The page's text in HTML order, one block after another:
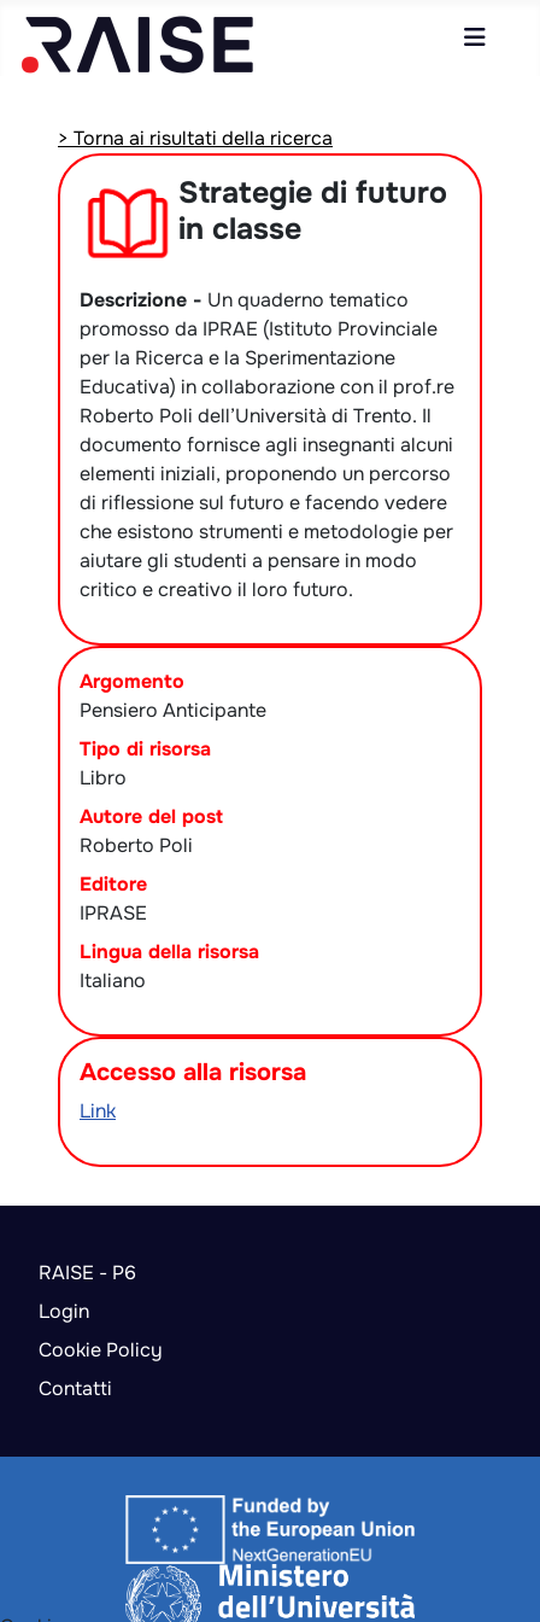
> Torna ai risultati della ricerca
Strategie di futuro
in classe
Descrizione - Un quaderno tematico
promosso da IPRAE (Istituto Provinciale
per la Ricerca e la Sperimentazione
Educativa) in collaborazione con il prof.re
Roberto Poli dell’Università di Trento. Il
documento fornisce agli insegnanti alcuni
elementi iniziali, proponendo un percorso
di riflessione sul futuro e facendo vedere
che esistono strumenti e metodologie per
aiutare gli studenti a pensare in modo
critico e creativo il loro futuro.
Argomento
Pensiero Anticipante
Tipo di risorsa
Libro
Autore del post
Roberto Poli
Editore
IPRASE
Lingua della risorsa
Italiano
Accesso alla risorsa
Link
RAISE - P6
Login
Cookie Policy
Contatti